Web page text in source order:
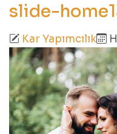
slide-
Kar Yapımcılık